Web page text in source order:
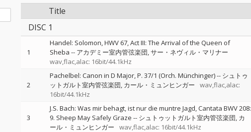
Title
DISC 1
1
Handel: Solomon, HWV 67, Act III: The Arrival of the Queen of
Sheba -- アカデミー室内管弦楽団 サー・ネヴィル・マリナー
wav,flac,alac: 16bit/44.1kHz
2
Pachelbel: Canon in D Major, P. 37/1 (Orch. Münchinger)-- シュトゥ
ットガルト室内管弦楽団 カール・ミュンヒンガー
wav,flac,alac:
16bit/44.1kHz
3
J.S. Bach: Was mir behagt, ist nur die muntre Jagd, Cantata BWV 208:
9. Sheep May Safely Graze -- シュトゥットガルト室内管弦楽団 カ
ール・ミュンヒンガー
wav,flac,alac: 16bit/44.1kHz